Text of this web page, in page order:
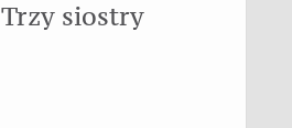
Trzy siostry